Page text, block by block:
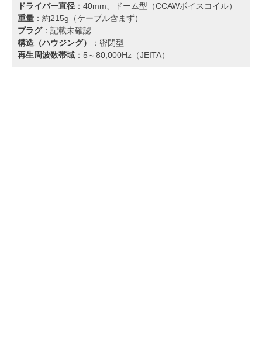
ドライバー直径 ：40mm、ドーム型（CCAWボイスコイル）
重量 ：約215g（ケーブル含まず）
プラグ：記載未確認
構造（ハウジング）
：密閉型
再生周波数帯域 ：5～80,000Hz（JEITA）